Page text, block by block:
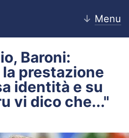
↓ Menu
Baroni:
prestazione
identità e su
vi dico che..."